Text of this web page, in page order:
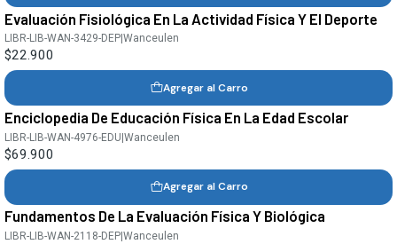
Evaluación Fisiológica En La Actividad Física Y El Deporte
LIBR-LIB-WAN-3429-DEP |Wanceulen
$22.900
Agregar al Carro
Enciclopedia De Educación Física En La Edad Escolar
LIBR-LIB-WAN-4976-EDU|Wanceulen
$69.900
Agregar al Carro
Fundamentos De La Evaluación Física Y Biológica
LIBR-LIB-WAN-2118-DEP |Wanceulen